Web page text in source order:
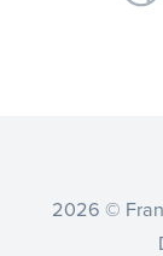
2026 ©